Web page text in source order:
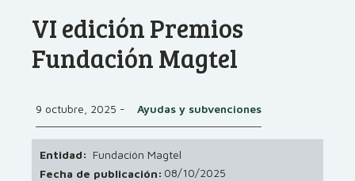
VI edición Premios
Fundación Magtel
9 octubre, 2025 - Ayudas y subvenciones
Entidad: Fundación Magtel
Fecha de publicación: 08/10/2025